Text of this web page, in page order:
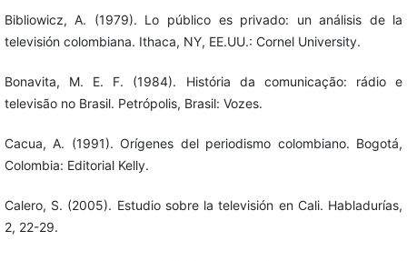
Bibliowicz, A. (1979). Lo público es privado: un análisis de la
televisión colombiana. Ithaca, NY, EE.UU.: Cornel University.
Bonavita, M. E. F. (1984). História da comunicação: rádio e
televisão no Brasil. Petrópolis, Brasil: Vozes.
Cacua, A. (1991). Orígenes del periodismo colombiano. Bogotá,
Colombia: Editorial Kelly.
Calero, S. (2005). Estudio sobre la televisión en Cali. Habladurías,
2, 22-29.